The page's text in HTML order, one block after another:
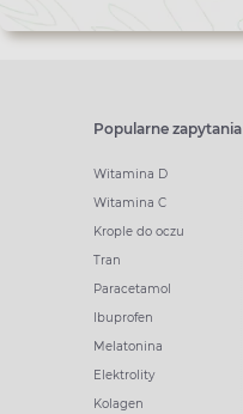
Popularne zapytania
Witamina D
Witamina C
Krople do oczu
Tran
Paracetamol
Ibuprofen
Melatonina
Elektrolity
Kolagen